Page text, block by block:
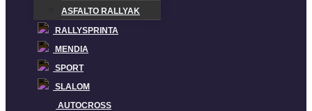
ASFALTO RALLYAK
RALLYSPRINTA
MENDIA
SPORT
SLALOM
AUTOCROSS